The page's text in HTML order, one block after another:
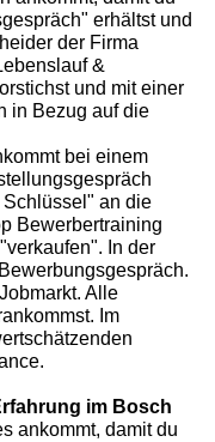
erhältst und
der Firma
&
und mit einer
in Bezug auf die
bei einem
an die
Bewerbertraining
In der
Alle
Im
im Bosch
ankommt, damit du